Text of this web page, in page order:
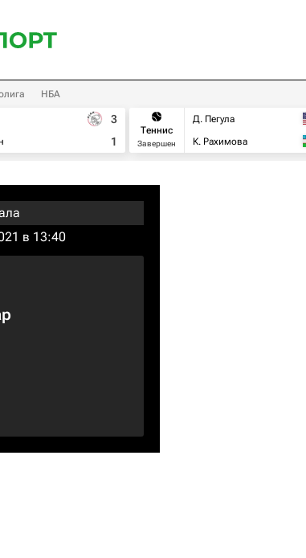
НБА
3
1
Теннис
Завершен
Д. Пегула
К. Рахимова
в 13:40